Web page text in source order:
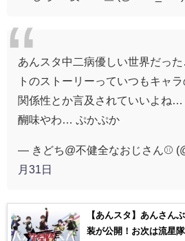
あんスタ中二病優しい世界だっ
トのストーリーっていつもキャ
関係性とか言及されていいよね…
醐味やわ… ぷかぷか
— きどち@不健全なおじさん⚾️
月31日
【あんスタ】あんさん
装が公開！お次は流星隊